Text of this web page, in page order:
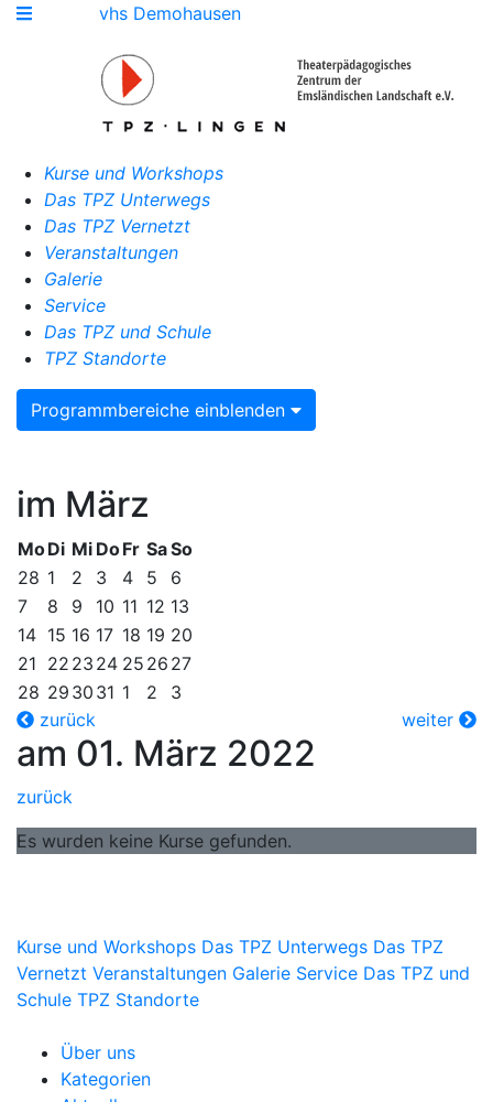
vhs Demohausen
Kurse und Workshops
Das TPZ Unterwegs
Das TPZ Vernetzt
Veranstaltungen
Galerie
Service
Das TPZ und Schule
TPZ Standorte
Programmbereiche einblenden
im März
MoDi Mi DoFr SaSo
28 1 2 3 4 5
6
7
8 9 10 11 12 13
14 15 16 17 18 19 20
21 22 23 24 25 26 27
28 29 30 31 1 2
3
zurück
weiter
am 01. März 2022
zurück
Es wurden keine Kurse gefunden.
Kurse und Workshops Das TPZ Unterwegs Das TPZ
Vernetzt Veranstaltungen Galerie Service Das TPZ und
Schule TPZ Standorte
Über uns
Kategorien